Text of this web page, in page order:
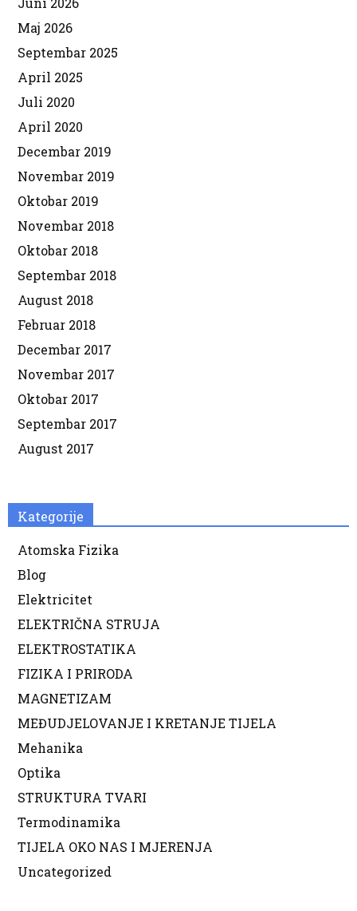
Maj 2026
Septembar 2025
April 2025
Juli 2020
April 2020
Decembar 2019
Novembar 2019
Oktobar 2019
Novembar 2018
Oktobar 2018
Septembar 2018
August 2018
Februar 2018
Decembar 2017
Novembar 2017
Oktobar 2017
Septembar 2017
August 2017
Kategorije
Atomska Fizika
Blog
Elektricitet
ELEKTRIČNA STRUJA
ELEKTROSTATIKA
FIZIKA I PRIRODA
MAGNETIZAM
MEĐUDJELOVANJE I KRETANJE TIJELA
Mehanika
Optika
STRUKTURA TVARI
Termodinamika
TIJELA OKO NAS I MJERENJA
Uncategorized